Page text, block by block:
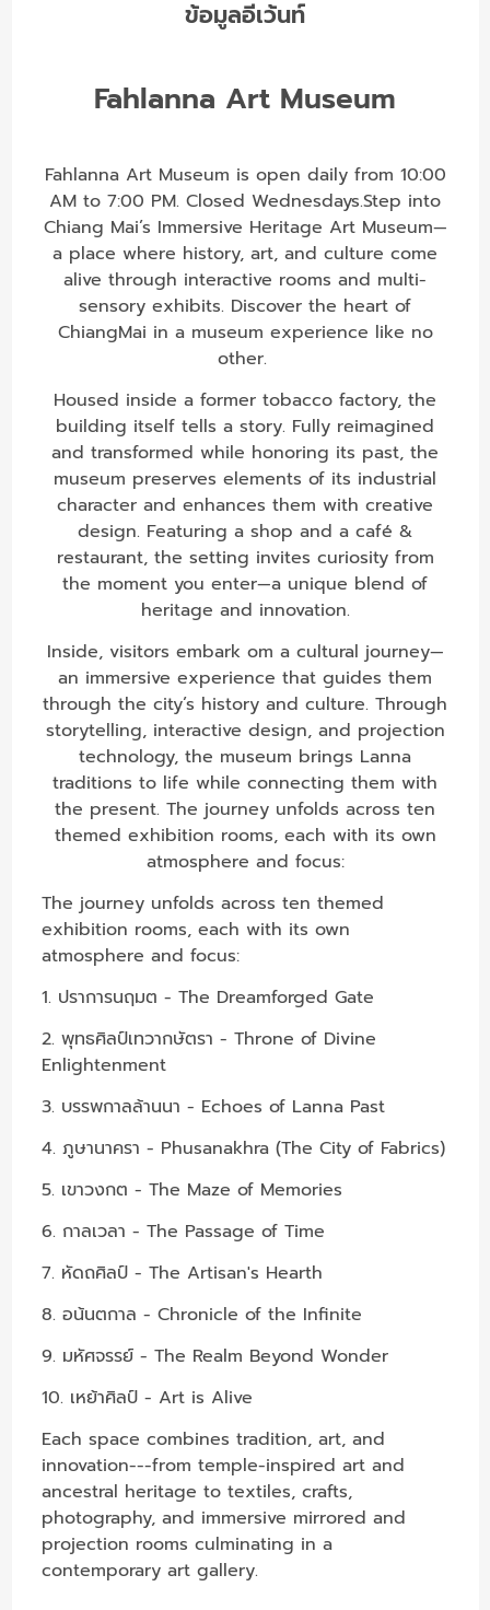
ข้อมูลอีเว้นท์
Fahlanna Art Museum
Fahlanna Art Museum is open daily from 10:00
AM to 7:00 PM. Closed Wednesdays.Step into
Chiang Mai’s Immersive Heritage Art Museum—
a place where history, art, and culture come
alive through interactive rooms and multi-
sensory exhibits. Discover the heart of
ChiangMai in a museum experience like no
other.
Housed inside a former tobacco factory, the
building itself tells a story. Fully reimagined
and transformed while honoring its past, the
museum preserves elements of its industrial
character and enhances them with creative
design. Featuring a shop and a café &
restaurant, the setting invites curiosity from
the moment you enter—a unique blend of
heritage and innovation.
Inside, visitors embark om a cultural journey—
an immersive experience that guides them
through the city’s history and culture. Through
storytelling, interactive design, and projection
technology, the museum brings Lanna
traditions to life while connecting them with
the present. The journey unfolds across ten
themed exhibition rooms, each with its own
atmosphere and focus:
The journey unfolds across ten themed
exhibition rooms, each with its own
atmosphere and focus:
1. ปราการนฤมต - The Dreamforged Gate
2. พุทธศิลป์เทวากษัตรา - Throne of Divine
Enlightenment
3. บรรพกาลล้านนา - Echoes of Lanna Past
4. ภูษานาครา - Phusanakhra (The City of Fabrics)
5. เขาวงกต - The Maze of Memories
6. กาลเวลา - The Passage of Time
7. หัดถศิลป์ - The Artisan's Hearth
8. อน้นตกาล - Chronicle of the Infinite
9. มหัศจรรย์ - The Realm Beyond Wonder
10. เหย้าศิลป์ - Art is Alive
Each space combines tradition, art, and
innovation---from temple-inspired art and
ancestral heritage to textiles, crafts,
photography, and immersive mirrored and
projection rooms culminating in a
contemporary art gallery.